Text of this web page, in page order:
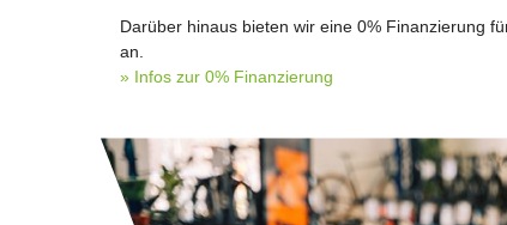
Darüber hinaus bieten wir eine 0% Finanzierung
an.
» Infos zur 0% Finanzierung